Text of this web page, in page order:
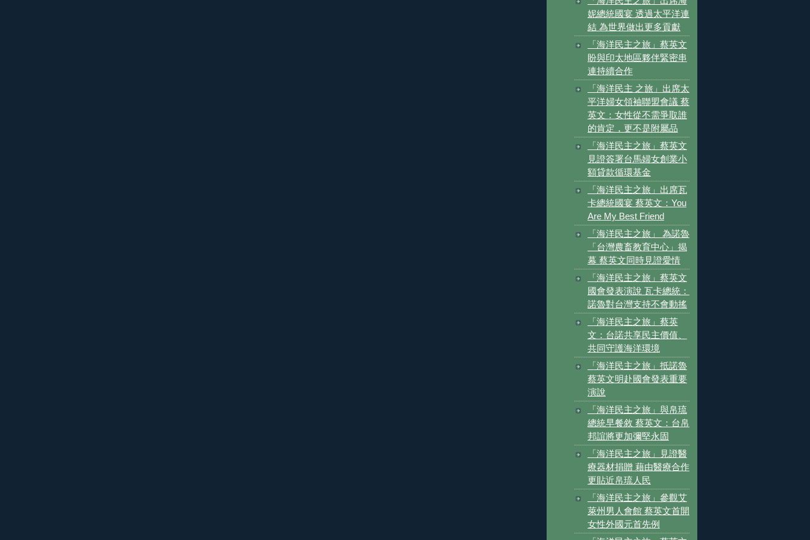
妮總統國宴 透過太平洋連
結 為世界做出更多貢獻
「海洋民主之旅」蔡英文
盼與印太地區夥伴緊密串
連持續合作
「海洋民主 之旅」出席太
平洋婦女領袖聯盟會議 蔡
英文：女性從不需爭取誰
的肯定，更不是附屬品
「海洋民主之旅」蔡英文
見證簽署台馬婦女創業小
額貸款循環基金
「海洋民主之旅」出席瓦
卡總統國宴 蔡英文：You
Are My Best Friend
「海洋民主之旅」 為諾魯
「台灣農畜教育中心」揭
幕 蔡英文同時見證愛情
「海洋民主之旅」蔡英文
國會發表演說 瓦卡總統：
諾魯對台灣支持不會動搖
「海洋民主之旅」蔡英
文：台諾共享民主價值、
共同守護海洋環境
「海洋民主之旅」抵諾魯
蔡英文明赴國會發表重要
演說
「海洋民主之旅」與帛琉
總統早餐敘 蔡英文：台帛
邦誼將更加彌堅永固
「海洋民主之旅」見證醫
療器材捐贈 藉由醫療合作
更貼近帛琉人民
「海洋民主之旅」參觀艾
萊州男人會館 蔡英文首開
女性外國元首先例